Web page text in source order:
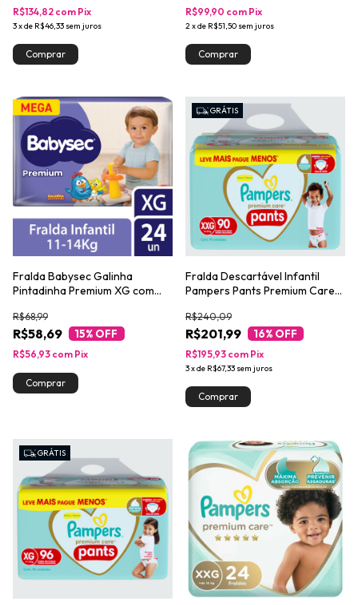
3xde R$46,33 sem juros
R$134,82 com Pix
2xde R$51,50 sem juros
R$99,90 com Pix
Fralda Babysec Galinha
Pintadinha Premium XG com
R$58,69
R$68,99
15% OFF
R$56,93 com Pix
GRÁTIS
Fralda Descartável Infantil
Pampers Pants Premium Care
Mais Pague Menos
R$201,99
R$240,09
16% OFF
3xde R$67,33 sem juros
R$195,93 com Pix
GRÁTIS